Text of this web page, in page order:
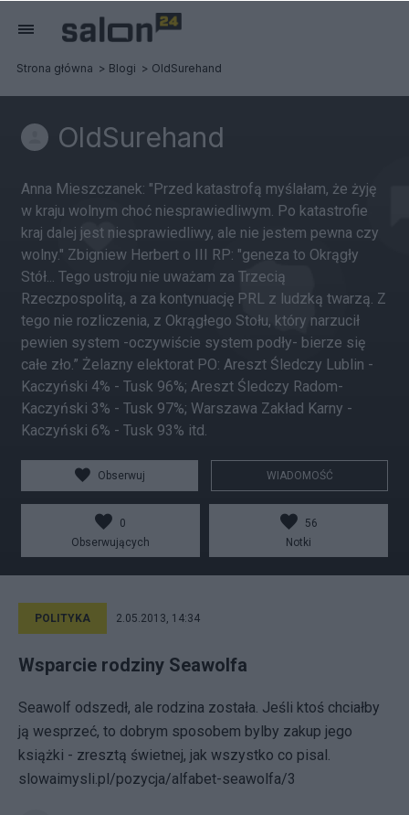
Strona główna Blogi OldSurehand
OldSurehand
Anna Mieszczanek: "Przed katastrofą myślałam, że żyję
w kraju wolnym choć niesprawiedliwym. Po katastrofie
kraj dalej jest niesprawiedliwy, ale nie jestem pewna czy
wolny." Zbigniew Herbert o III RP: "geneza to Okrągły
Stół... Tego ustroju nie uważam za Trzecią
Rzeczpospolitą, a za kontynuację PRL z ludzką twarzą. Z
tego nie rozliczenia, z Okrągłego Stołu, który narzucił
pewien system -oczywiście system podły- bierze się
całe zło.” Żelazny elektorat PO: Areszt Śledczy Lublin -
Kaczyński 4% - Tusk 96%; Areszt Śledczy Radom-
Kaczyński 3% - Tusk 97%; Warszawa Zakład Karny -
Kaczyński 6% - Tusk 93% itd.
Obserwuj WIADOMOŚĆ
0
Obserwujących
56
Notki
POLITYKA 2.05.2013, 14:34
Wsparcie rodziny Seawolfa
Seawolf odszedł, ale rodzina została. Jeśli ktoś chciałby
ją wesprzeć, to dobrym sposobem bylby zakup jego
książki - zresztą świetnej, jak wszystko co pisal.
slowaimysli.pl/pozycja/alfabet-seawolfa/3